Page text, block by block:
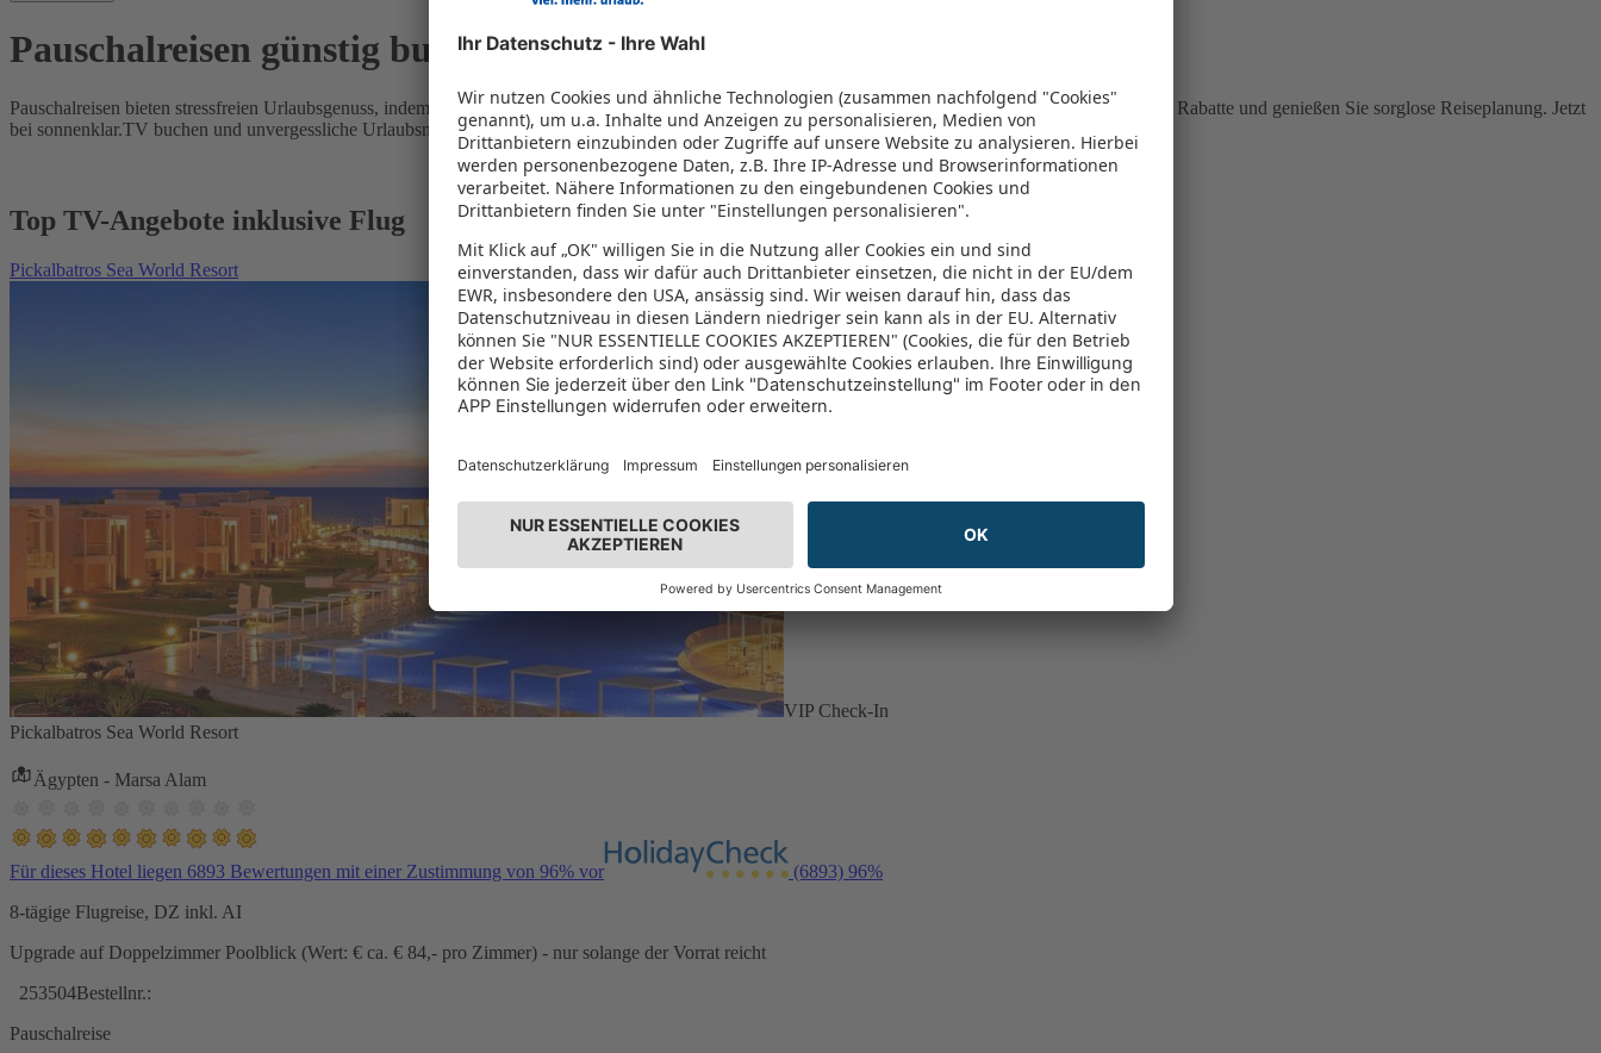
Pauschalreisen günstig buchen
Pauschalreisen bieten stressfreien Urlaubsgenuss, indem Flug und Hotel in einem Paket kombiniert werden – das spart Zeit und Geld. Nutzen Sie attraktive Rabatte und genießen Sie sorglose Reiseplanung. Jetzt
bei sonnenklar.TV buchen und unvergessliche Urlaubsmomente erleben!
Top TV-Angebote inklusive Flug
Pickalbatros Sea World Resort
VIP Check-In
Pickalbatros Sea World Resort
Ägypten - Marsa Alam
Für dieses Hotel liegen 6893 Bewertungen mit einer Zustimmung von 96% vor (6893) 96%
8-tägige Flugreise, DZ inkl. AI
Upgrade auf Doppelzimmer Poolblick (Wert: € ca. € 84,- pro Zimmer) - nur solange der Vorrat reicht
253504Bestellnr.:
Pauschalreise